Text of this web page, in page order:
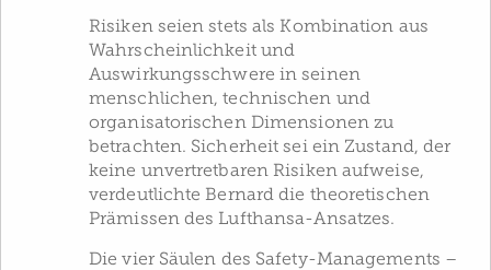
Risiken seien stets als Kombination aus
Wahrscheinlichkeit und
Auswirkungsschwere in seinen
menschlichen, technischen und
organisatorischen Dimensionen zu
betrachten. Sicherheit sei ein Zustand, der
keine unvertretbaren Risiken aufweise,
verdeutlichte Bernard die theoretischen
Prämissen des Lufthansa-Ansatzes.
Die vier Säulen des Safety-Managements –